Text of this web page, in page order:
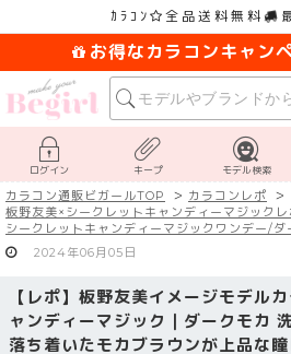
ｶﾗｺﾝ 全品送料無料
お得なカラコンキャン
ログイン キープ モデル検索
カラコン通販ビガールTOP
カラコンレポ
板野友美×シークレットキャンディーマジックレ
シークレットキャンディーマジックワンデー/
2024年06月05日
【レポ】板野友美イメージモデル
ャンディーマジック｜ダークモカ
落ち着いたモカブラウンが上品な瞳